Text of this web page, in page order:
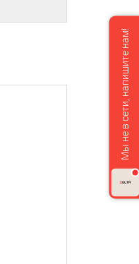
Мы не в сети, напишите нам!